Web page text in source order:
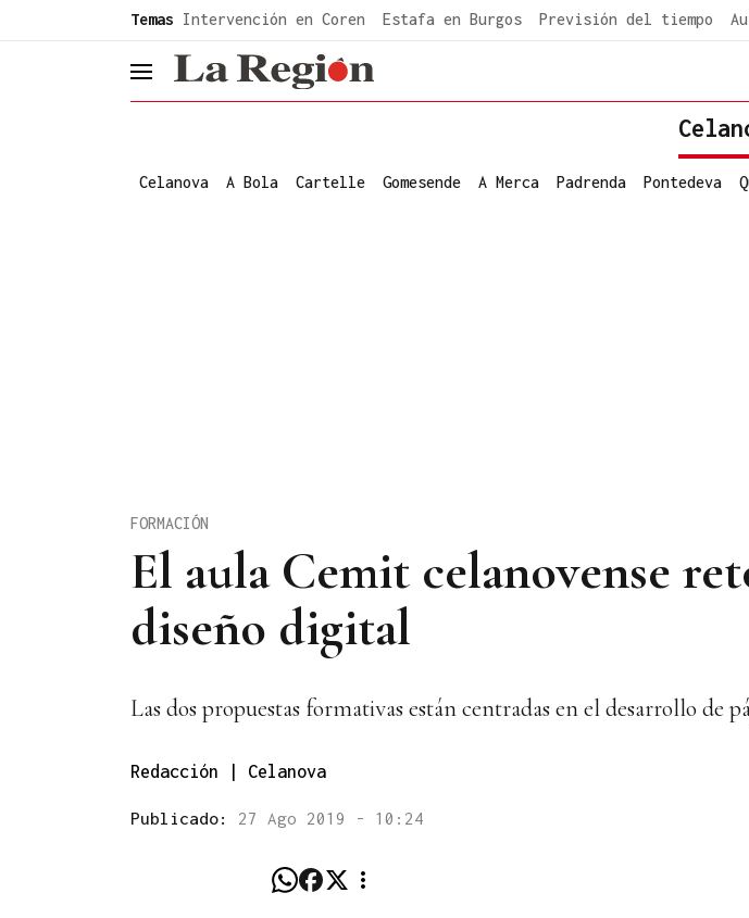
Temas Intervención en Coren Estafa en Burgos Previsión del tiempo
header.menu.open
Celanova A Bola Cartelle Gomesende A Merca Padrenda Pontedeva
El aula Cemit celanovense
diseño digital
FORMACIÓN
Las dos propuestas formativas están centradas en el desarrollo de
Redacción | Celanova
Publicado: 27 Ago 2019 - 10:24